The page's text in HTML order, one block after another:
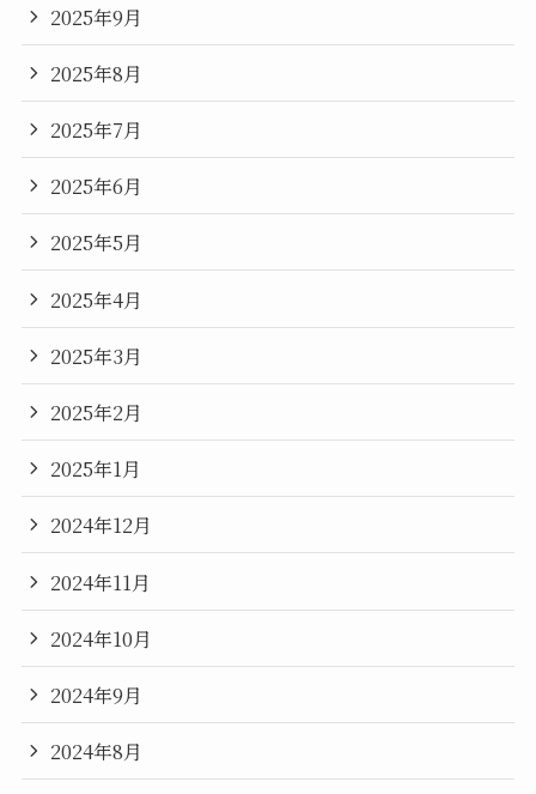
2025年9月
2025年8月
2025年7月
2025年6月
2025年5月
2025年4月
2025年3月
2025年2月
2025年1月
2024年12月
2024年11月
2024年10月
2024年9月
2024年8月